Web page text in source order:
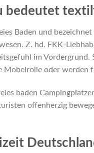
bedeutet
Baden und
Z. hd. FKK-
im
Mobelrolle oder werden
baden
offenherzig